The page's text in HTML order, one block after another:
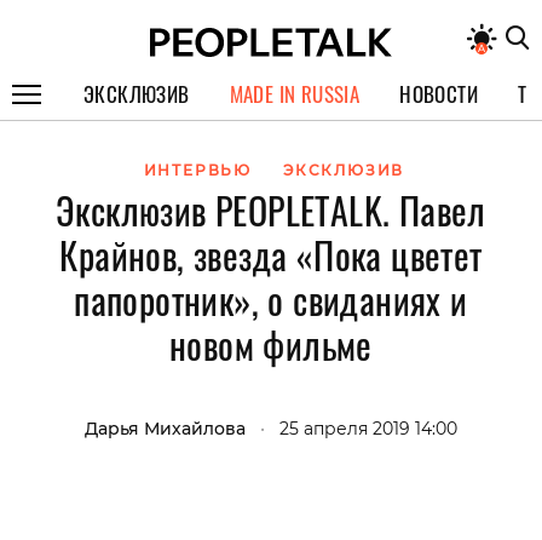
ЭКСКЛЮЗИВ
СПЕЦПРОЕКТЫ
ИНТЕРВЬЮ
ПОКОЛЕНИЕ
MADE IN RUSSIA НОВОСТИ
ИНТЕРВЬЮ ЭКСКЛЮЗИВ
Эксклюзив PEOPLETALK. Павел
Крайнов, звезда «Пока цветет
папоротник», о свиданиях и
новом фильме
Дарья Михайлова • 25 апреля 2019 14:00